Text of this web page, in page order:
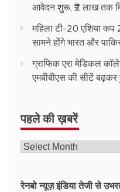
आवेदन शुरू, ₹2 लाख तक
महिला टी-20 एशिया
सामने होंगे भारत और
ग्राफिक एरा मेडिकल
एमबीबीएस की सीटें
पहले की ख़बरें
रेनबो न्यूज़ इंडिया तेजी से